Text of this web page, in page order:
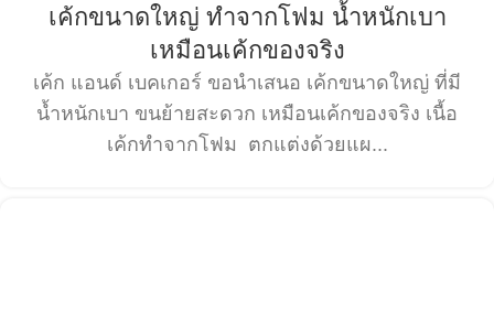
เค้กขนาดใหญ่ ทำจากโฟม น้ำหนักเบา
เหมือนเค้กของจริง
เค้ก แอนด์ เบคเกอร์ ขอนำเสนอ เค้กขนาดใหญ่ ที่มี
น้ำหนักเบา ขนย้ายสะดวก เหมือนเค้กของจริง เนื้อ
เค้กทำจากโฟม ตกแต่งด้วยแผ...